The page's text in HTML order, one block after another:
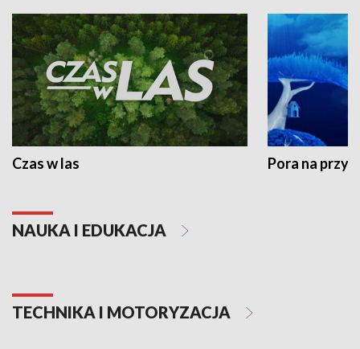
Czas w las Pora na
NAUKA I EDUKACJA
TECHNIKA I MOTORYZACJA